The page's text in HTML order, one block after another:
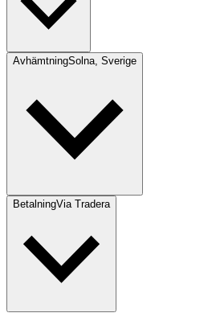
AvhämtningSolna, Sverige
BetalningVia Tradera